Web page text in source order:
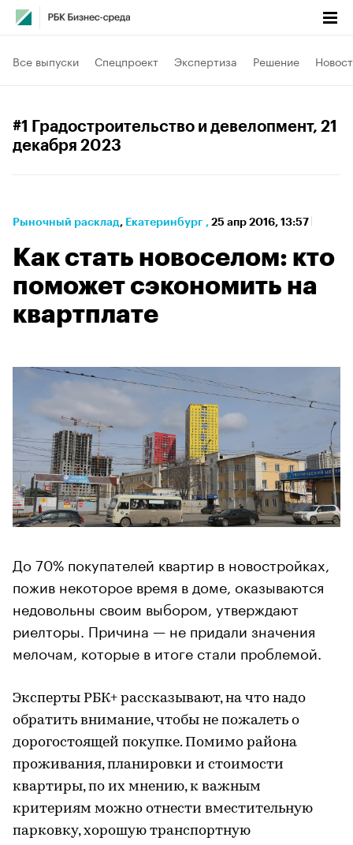
Все выпуски Спецпроект Экспертиза Решение
#1 Градостроительство и девелопмент, 21
декабря 2023
Рыночный расклад⁠, Екатеринбург , 25 апр 2016, 13:57
Как стать новоселом: кто
поможет сэкономить на
квартплате
До 70% покупателей квартир в новостройках,
пожив некоторое время в доме, оказываются
недовольны своим выбором, утверждают
риелторы. Причина — не придали значения
мелочам, которые в итоге стали проблемой.
Эксперты РБК+ рассказывают, на что надо
обратить внимание, чтобы не пожалеть о
дорогостоящей покупке. Помимо района
проживания, планировки и стоимости
квартиры, по их мнению, к важным
критериям можно отнести вместительную
парковку, хорошую транспортную